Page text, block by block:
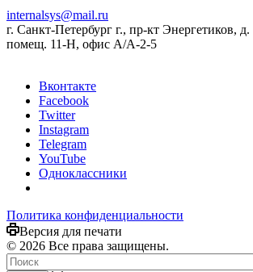
internalsys@mail.ru
г. Санкт-Петербург г., пр-кт Энергетиков,
помещ. 11-Н, офис А/А-2-5
Вконтакте
Facebook
Twitter
Instagram
Telegram
YouTube
Одноклассники
Политика конфиденциальности
Версия для печати
© 2026 Все права защищены.